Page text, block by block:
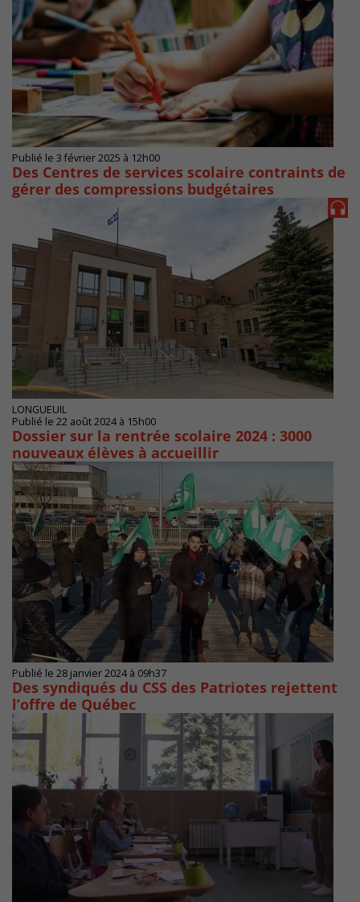
Publié le 3 février 2025 à 12h00
Des Centres de services scolaire contraints de
gérer des compressions budgétaires
LONGUEUIL
Publié le 22 août 2024 à 15h00
Dossier sur la rentrée scolaire 2024 : 3000
nouveaux élèves à accueillir
Publié le 28 janvier 2024 à 09h37
Des syndiqués du CSS des Patriotes rejettent
l’offre de Québec